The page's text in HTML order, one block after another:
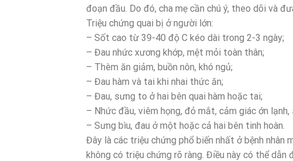
đoạn đầu. Do đó, cha mẹ cần chú ý, theo dõi và
Triệu chứng quai bị ở người lớn:
– Sốt cao từ 39-40 độ C kéo dài trong 2-3 ngày;
– Đau nhức xương khớp, mệt mỏi toàn thân;
– Thèm ăn giảm, buồn nôn, khó ngủ;
– Đau hàm và tai khi nhai thức ăn;
– Đau, sưng to ở hai bên quai hàm hoặc tai;
– Nhức đầu, viêm họng, đỏ mắt, cảm giác ớn lạnh,
– Sưng bìu, đau ở một hoặc cả hai bên tinh hoàn.
Đây là các triệu chứng phổ biến nhất ở bệnh
không có triệu chứng rõ ràng. Điều này có thể dẫn